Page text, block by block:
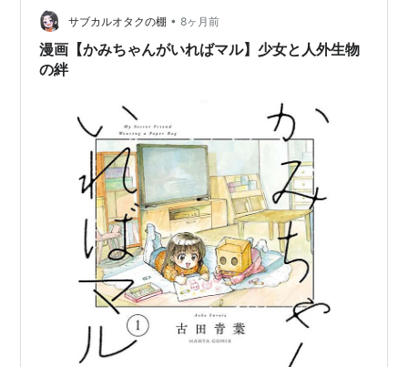
サブカルオタクの棚 • 8ヶ月前
漫画【かみちゃんがいればマル】少女と人外生物
の絆